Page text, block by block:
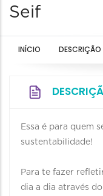
Seif
INÍCIO DESCRIÇÃO
Essa é para quem
sustentabilidade!
Para te fazer
dia a dia através